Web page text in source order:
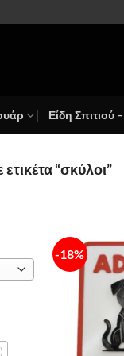
Είδη Σπιτιού
“σκύλοι”
-18%